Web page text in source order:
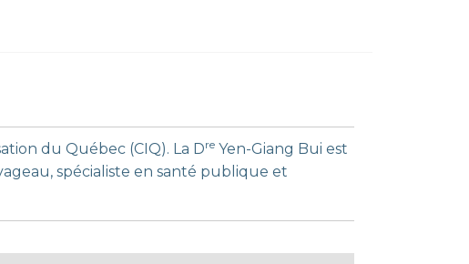
du Québec (CIQ). La Dre Yen-Giang Bui est
spécialiste en santé publique et